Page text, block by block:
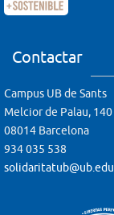
Contactar
Campus UB de Sants
Melcior de Palau, 140
08014 Barcelona
934 035 538
solidaritatub@ub.edu